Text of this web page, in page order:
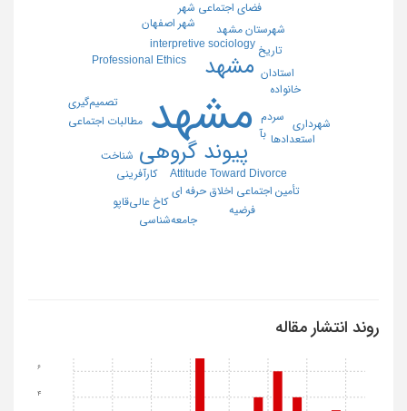
مشهد
پیوند گروهی
مشهد
Attitude Toward Divorce
interpretive sociology
Professional Ethics
اخلاق حرفه ای
خانواده
سردم
شهر اصفهان
شهرستان مشهد
فضای اجتماعی شهر
مطالبات اجتماعی
کارآفرینی
استادان
استعدادها بآ
تأمین اجتماعی
تاریخ
تصمیم‌گیری
جامعه‌شناسی
شناخت
شهرداری
فرضیه
کاخ عالی‌قاپو
روند انتشار مقاله
4
6